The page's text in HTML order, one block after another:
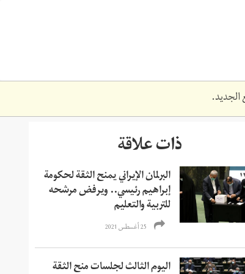
الجديد.
ذات علاقة
البرلمان الإيراني يمنح الثقة لحكومة
إبراهيم رئيسي.. ويرفض مرشحه
للتربية والتعليم
25 أغسطس 2021
اليوم الثالث لجلسات منح الثقة